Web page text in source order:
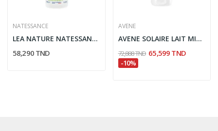
NATESSANCE
LEA NATURE NATESSANCE LAIT CORPS RECONFORTANT...
58,290 TND
AVENE
AVENE SOLAIRE LAIT MINÉRAL TRÈS HAUTE...
72,888 TND 65,599 TND
-10%